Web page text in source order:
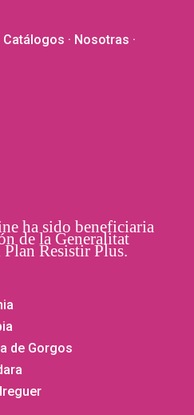
Catálogos · Nosotras ·
ha sido beneficiaria
de la Generalitat
Plan Resistir Plus.
de Gorgos